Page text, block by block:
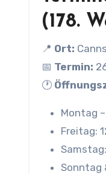
(178.
📍 Ort:
📅 Termin:
🕐
Montag
Freitag:
Sonntag